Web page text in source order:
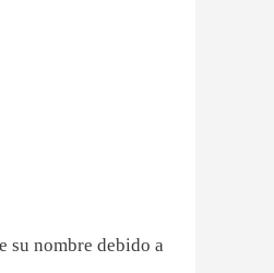
su nombre debido a